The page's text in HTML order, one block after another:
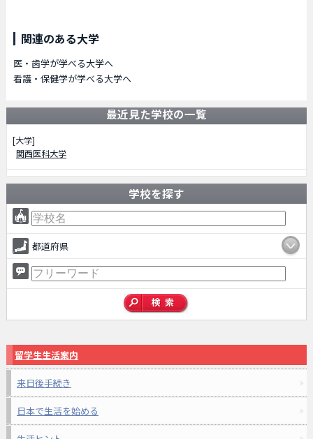
関連のある大学
医・歯学が学べる大学へ
看護・保健学が学べる大学へ
最近見た学校の一覧
[大学]
関西医科大学
学校を探す
都道府県
留学生生活案内
来日後手続き
日本で生活を始める